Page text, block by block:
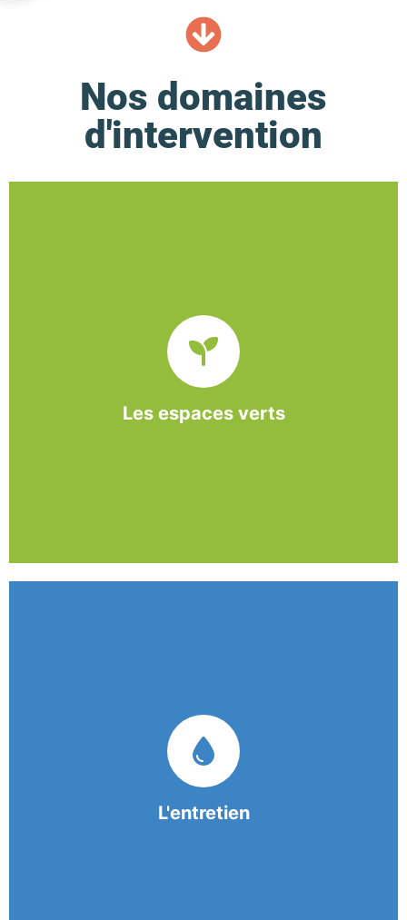
Nos domaines
d'intervention
Les espaces verts
paysager, l’association BASE propose et réalise
des interventions à la demande des entreprises et
collectivités locales.
L'entretien
garantissent une prestation de nettoyage de
qualité.